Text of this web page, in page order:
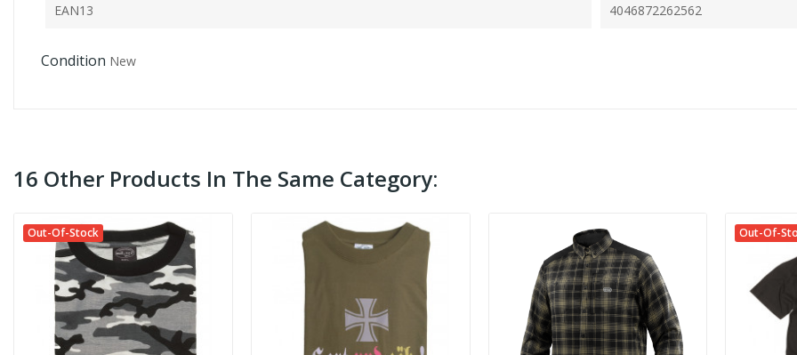
EAN13 4046872262562
Condition New
16 Other Products In The Same Category:
Out-Of-Stock Out-Of-